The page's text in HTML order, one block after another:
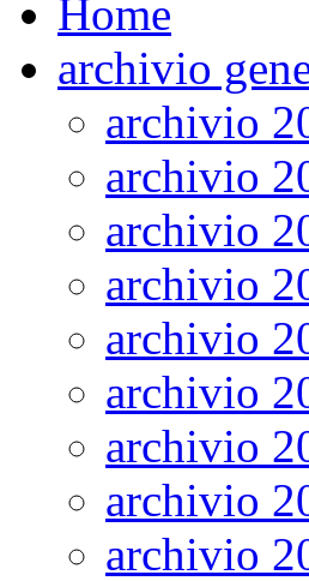
Home
archivio
archivio
archivio
archivio
archivio
archivio
archivio
archivio
archivio
archivio